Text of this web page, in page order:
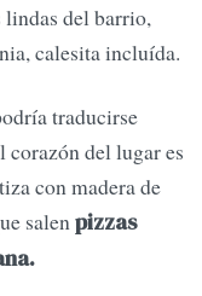
lindas del barrio,
calesita incluída.
traducirse
corazón del lugar es
con madera de
salenpizzas